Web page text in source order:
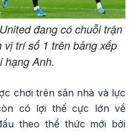
đang có chuỗi trận
trí số 1 trên bảng xếp
hạng Anh.
chơi trên sân nhà và lực
có lợi thế cực lớn về
theo thể thức mới bởi